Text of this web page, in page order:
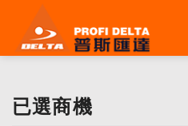
content
已選商機